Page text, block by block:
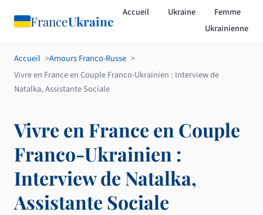
FranceUkraine
Accueil Ukraine
Femme
Ukrainienne
Accueil
Amours Franco-Russe
Vivre en France en Couple Franco-Ukrainien : Interview de
Natalka, Assistante Sociale
Vivre en France en Couple
Franco-Ukrainien :
Interview de Natalka,
Assistante Sociale